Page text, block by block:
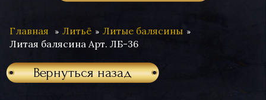
Главная Литьё
Литые балясины
Литая балясина Арт. ЛБ-36
Вернуться назад